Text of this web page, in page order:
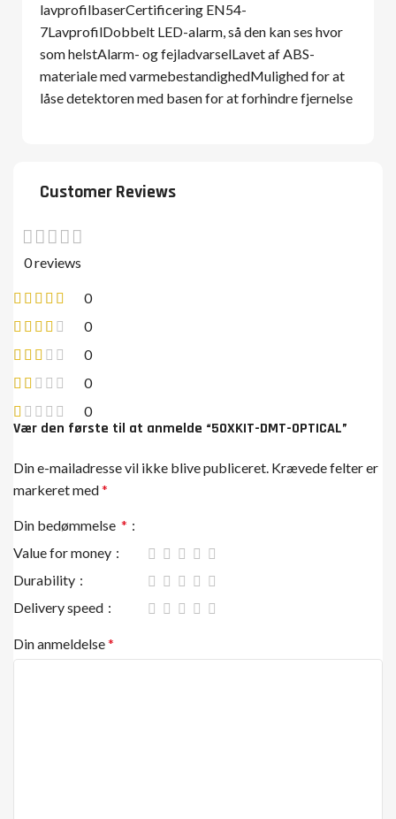
lavprofilbaserCertificering EN54-
7LavprofilDobbelt LED-alarm, så den kan ses hvor
som helstAlarm- og fejladvarselLavet af ABS-
materiale med varmebestandighedMulighed for at
låse detektoren med basen for at forhindre fjernelse
Customer Reviews
0 reviews
0
0
0
0
0
Vær den første til at anmelde “50XKIT-DMT-OPTICAL”
Din e-mailadresse vil ikke blive publiceret. Krævede felter er
markeret med*
Din bedømmelse *
Value for money
Durability
Delivery speed
Din anmeldelse*